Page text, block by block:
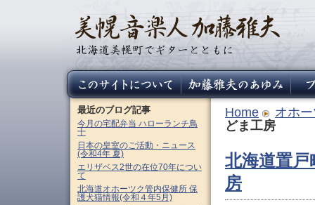
Home
オホ
どま工房
北海道置戸
房
最近のブログ記事
今月の宅配弁当 ハローランチ鳥
十
日本の皇室のご活動・ニュース
(令和4年 夏)
エリザベス2世の在位70年につい
て
北海道オホーツク管内保健所 保
護犬猫情報(令和４年5月)